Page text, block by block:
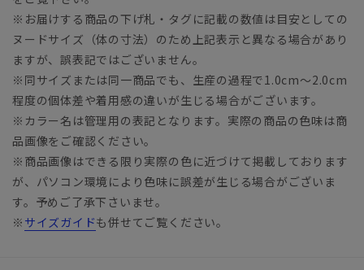
※お届けする商品の下げ札・タグに記載の数値は目安としての
ヌードサイズ（体の寸法）のため上記表示と異なる場合があり
ますが、誤表記ではございません。
※同サイズまたは同一商品でも、生産の過程で1.0cm～2.0cm
程度の個体差や着用感の違いが生じる場合がございます。
※カラー名は管理用の表記となります。実際の商品の色味は商
品画像をご確認ください。
※商品画像はできる限り実際の色に近づけて掲載しております
が、パソコン環境により色味に誤差が生じる場合がございま
す。予めご了承下さいませ。
※ サイズガイドも併せてご覧ください。